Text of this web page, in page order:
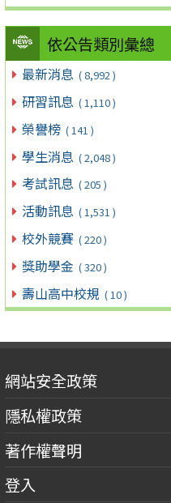
依公告類別彙總
最新消息 ( 8,992 )
研習訊息 ( 1,110 )
榮譽榜 ( 141 )
學生消息 ( 2,048 )
考試訊息 ( 205 )
活動訊息 ( 1,531 )
校外競賽 ( 220 )
獎助學金 ( 320 )
壽山高中校規 ( 10 )
網站安全政策
隱私權政策
著作權聲明
登入